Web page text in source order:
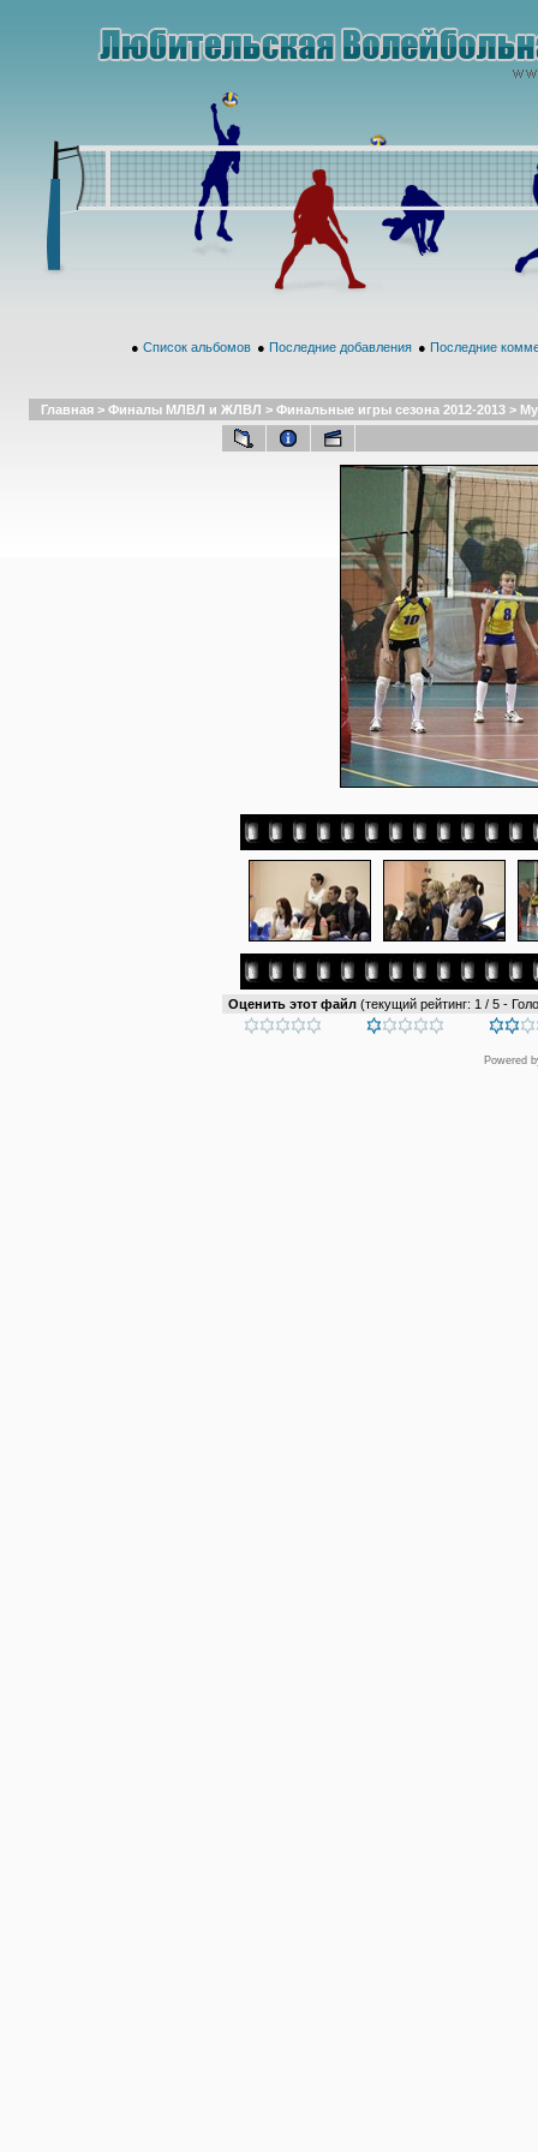
● Список альбомов ● Последние добавления ● Последние
Главная > Финалы МЛВЛ и ЖЛВЛ > Финальные игры сезона 2012-2013 >
Оценить этот файл (текущий рейтинг: 1 / 5 -
Powered